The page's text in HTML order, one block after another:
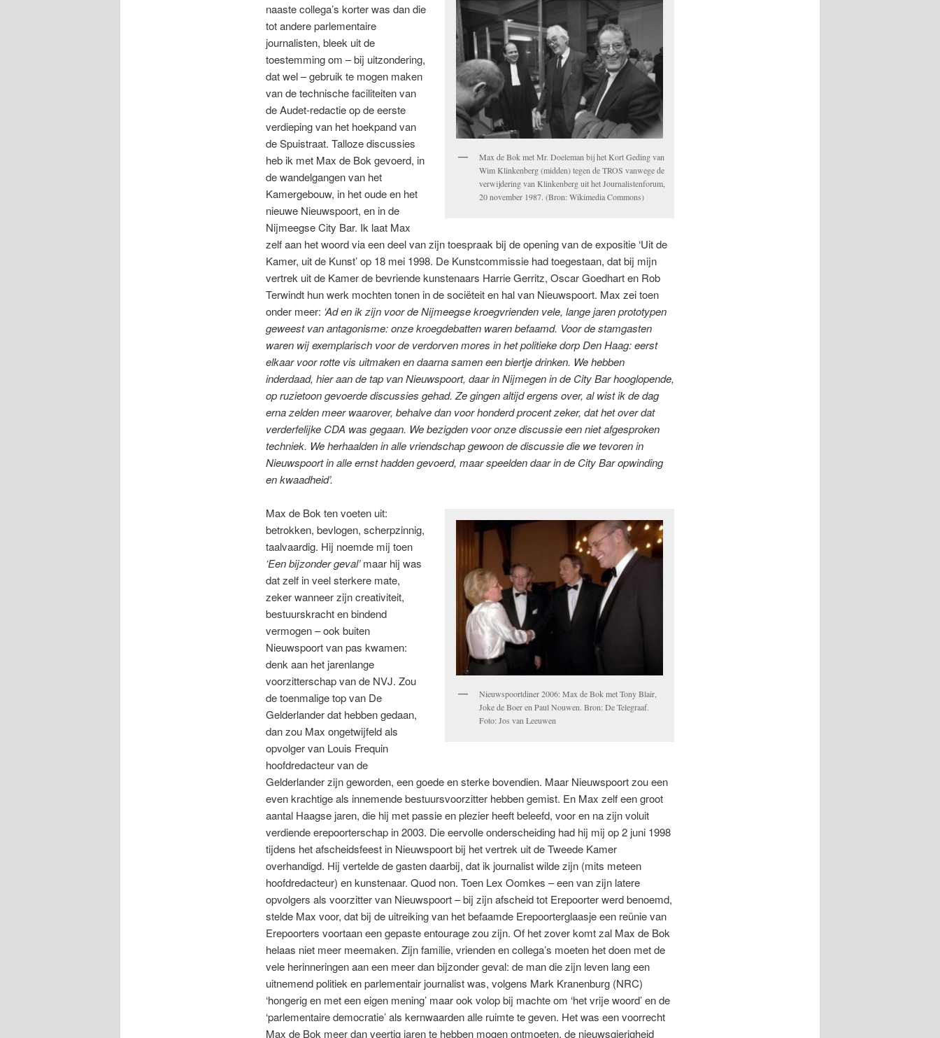
Max de Bok met Mr. Doeleman bij het Kort Geding van
Wim Klinkenberg (midden) tegen de TROS vanwege de
verwijdering van Klinkenberg uit het Journalistenforum,
20 november 1987. (Bron: Wikimedia Commons)
naaste collega’s korter was dan die
tot andere parlementaire
journalisten, bleek uit de
toestemming om – bij uitzondering,
dat wel – gebruik te mogen maken
van de technische faciliteiten van
de Audet-redactie op de eerste
verdieping van het hoekpand van
de Spuistraat. Talloze discussies
heb ik met Max de Bok gevoerd, in
de wandelgangen van het
Kamergebouw, in het oude en het
nieuwe Nieuwspoort, en in de
Nijmeegse City Bar. Ik laat Max
zelf aan het woord via een deel van zijn toespraak bij de opening van de expositie ‘Uit de
Kamer, uit de Kunst’ op 18 mei 1998. De Kunstcommissie had toegestaan, dat bij mijn
vertrek uit de Kamer de bevriende kunstenaars Harrie Gerritz, Oscar Goedhart en Rob
Terwindt hun werk mochten tonen in de sociëteit en hal van Nieuwspoort. Max zei toen
onder meer: ‘Ad en ik zijn voor de Nijmeegse kroegvrienden vele, lange jaren prototypen
geweest van antagonisme: onze kroegdebatten waren befaamd. Voor de stamgasten
waren wij exemplarisch voor de verdorven mores in het politieke dorp Den Haag: eerst
elkaar voor rotte vis uitmaken en daarna samen een biertje drinken. We hebben
inderdaad, hier aan de tap van Nieuwspoort, daar in Nijmegen in de City Bar hooglopende,
op ruzietoon gevoerde discussies gehad. Ze gingen altijd ergens over, al wist ik de dag
erna zelden meer waarover, behalve dan voor honderd procent zeker, dat het over dat
verderfelijke CDA was gegaan. We bezigden voor onze discussie een niet afgesproken
techniek. We herhaalden in alle vriendschap gewoon de discussie die we tevoren in
Nieuwspoort in alle ernst hadden gevoerd, maar speelden daar in de City Bar opwinding
en kwaadheid’.
Nieuwspoortdiner 2006: Max de Bok met Tony Blair,
Joke de Boer en Paul Nouwen. Bron: De Telegraaf.
Foto: Jos van Leeuwen
Max de Bok ten voeten uit:
betrokken, bevlogen, scherpzinnig,
taalvaardig. Hij noemde mij toen
‘Een bijzonder geval’maar hij was
dat zelf in veel sterkere mate,
zeker wanneer zijn creativiteit,
bestuurskracht en bindend
vermogen – ook buiten
Nieuwspoort van pas kwamen:
denk aan het jarenlange
voorzitterschap van de NVJ. Zou
de toenmalige top van De
Gelderlander dat hebben gedaan,
dan zou Max ongetwijfeld als
opvolger van Louis Frequin
hoofdredacteur van de
Gelderlander zijn geworden, een goede en sterke bovendien. Maar Nieuwspoort zou een
even krachtige als innemende bestuursvoorzitter hebben gemist. En Max zelf een groot
aantal Haagse jaren, die hij met passie en plezier heeft beleefd, voor en na zijn voluit
verdiende erepoorterschap in 2003. Die eervolle onderscheiding had hij mij op 2 juni 1998
tijdens het afscheidsfeest in Nieuwspoort bij het vertrek uit de Tweede Kamer
overhandigd. Hij vertelde de gasten daarbij, dat ik journalist wilde zijn (mits meteen
hoofdredacteur) en kunstenaar. Quod non. Toen Lex Oomkes – een van zijn latere
opvolgers als voorzitter van Nieuwspoort – bij zijn afscheid tot Erepoorter werd benoemd,
stelde Max voor, dat bij de uitreiking van het befaamde Erepoorterglaasje een reünie van
Erepoorters voortaan een gepaste entourage zou zijn. Of het zover komt zal Max de Bok
helaas niet meer meemaken. Zijn familie, vrienden en collega’s moeten het doen met de
vele herinneringen aan een meer dan bijzonder geval: de man die zijn leven lang een
uitnemend politiek en parlementair journalist was, volgens Mark Kranenburg (NRC)
‘hongerig en met een eigen mening’ maar ook volop bij machte om ‘het vrije woord’ en de
‘parlementaire democratie’ als kernwaarden alle ruimte te geven. Het was een voorrecht
Max de Bok meer dan veertig jaren te hebben mogen ontmoeten, de nieuwsgierigheid